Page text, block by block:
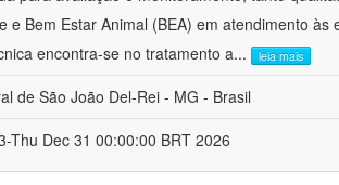
Bem Estar Animal (BEA) em atendimento às
encontra-se no tratamento a... leia mais
de São João Del-Rei - MG - Brasil
Thu Dec 31 00:00:00 BRT 2026